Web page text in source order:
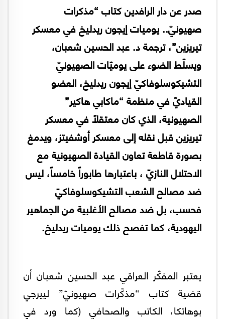
صدر عن دار الرافدين كتاب “مذكرات
صهيونيّ.. يوميات إيجون ريدليخ في معسكر
تيريزين”، ترجمة د. عبد الحسين شعبان،
ويسلّط الضوء على يوميّات الصهيونيّ
التشيكوسلوفاكيّ إيجون ريدليخ، العضو
القياديّ في منظمة “ماكابي هاكير”
الصهيونية، الذي كان معتقلاً في معسكر
تيريزين قبل نقله إلى معسكر أوشفيتز، ويدمغ
بصورة قاطعة تعاون القيادة الصهيونية مع
الاحتلال النازيّ ، باعتبارها طابوراً خامساً، ليس
ضد مصالح الشعب التشيكوسلوفاكيّ
فحسب، بل ضد مصالح الأغلبية من الجماهير
اليهودية، كما تفصح ذلك يوميات ريدليخ.
يعتبر المفكّر العراقي عبد الحسين شعبان أن
قضية كتاب “مذكّرات صهيونيّ” لييرجي
بوهاتكا، الكاتب والصحافي (كما ورد في